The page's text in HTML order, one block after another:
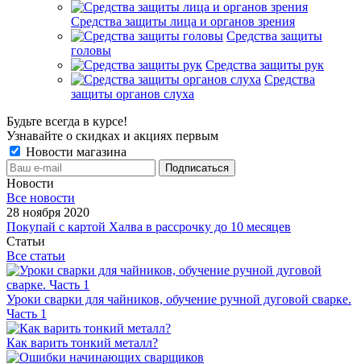
Средства защиты лица и органов зрения
Средства защиты
головы
Средства защиты рук
Средства
защиты органов слуха
Будьте всегда в курсе!
Узнавайте о скидках и акциях первым
Новости магазина
Новости
Все новости
28 ноября 2020
Покупай с картой Халва в рассрочку до 10 месяцев
Статьи
Все статьи
Уроки сварки для чайников, обучение ручной дуговой сварке.
Часть 1
Как варить тонкий металл?